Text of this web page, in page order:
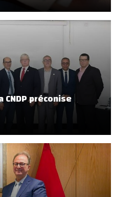
préconise